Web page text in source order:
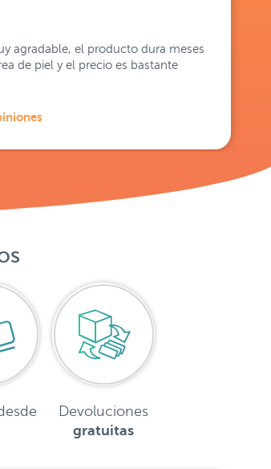
agradable, el producto dura meses
de piel y el precio es bastante
Devoluciones
gratuitas